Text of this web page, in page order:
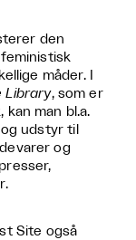
den
måder. I
Library, som er
man bl.a.
udstyr til
og
Site også